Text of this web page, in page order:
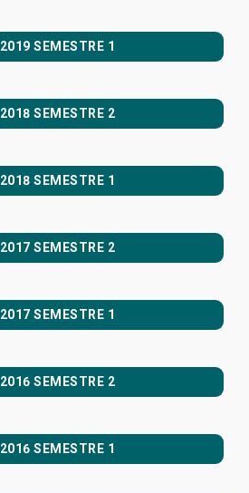
2019 SEMESTRE 1
2018 SEMESTRE 2
2018 SEMESTRE 1
2017 SEMESTRE 2
2017 SEMESTRE 1
2016 SEMESTRE 2
2016 SEMESTRE 1